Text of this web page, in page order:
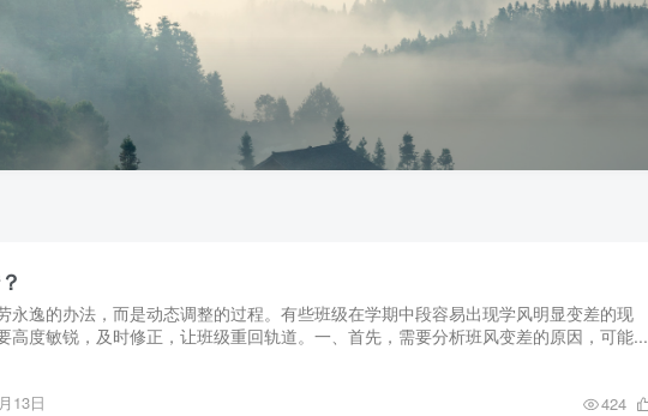
永逸的办法，而是动态调整的过程。有些班级在学期中段容易出现学风明显变差的现
高度敏锐，及时修正，让班级重回轨道。一、首先，需要分析班风变差的原因，可能...
13日 424